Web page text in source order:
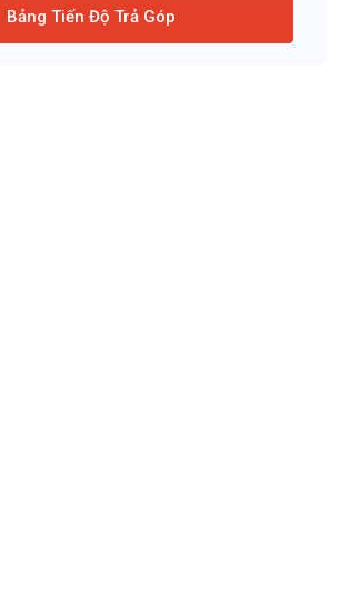
Bảng Tiến Độ Trả Góp